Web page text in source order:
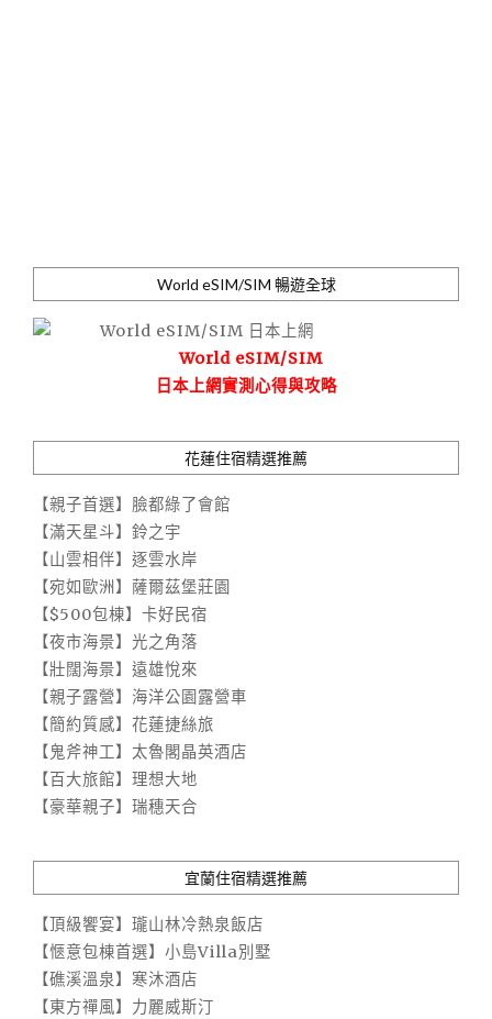
World eSIM/SIM 暢遊全球
World eSIM/SIM
日本上網實測心得與攻略
花蓮住宿精選推薦
【親子首選】臉都綠了會館
【滿天星斗】鈴之宇
【山雲相伴】逐雲水岸
【宛如歐洲】薩爾茲堡莊園
【$500包棟】卡好民宿
【夜市海景】光之角落
【壯闊海景】遠雄悅來
【親子露營】海洋公園露營車
【簡約質感】花蓮捷絲旅
【鬼斧神工】太魯閣晶英酒店
【百大旅館】理想大地
【豪華親子】瑞穗天合
宜蘭住宿精選推薦
【頂級饗宴】瓏山林冷熱泉飯店
【愜意包棟首選】小島Villa別墅
【礁溪溫泉】寒沐酒店
【東方禪風】力麗威斯汀